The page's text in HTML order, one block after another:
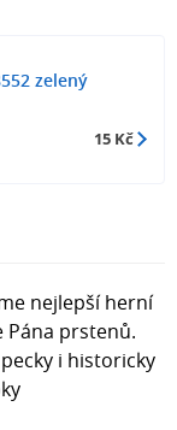
zelený
15 Kč